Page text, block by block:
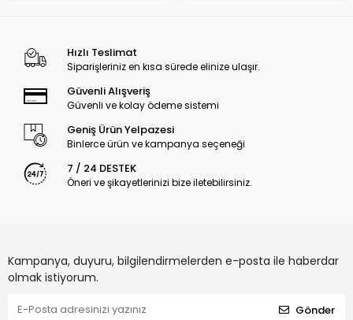
Hızlı Teslimat
Siparişleriniz en kısa sürede elinize ulaşır.
Güvenli Alışveriş
Güvenli ve kolay ödeme sistemi
Geniş Ürün Yelpazesi
Binlerce ürün ve kampanya seçeneği
7 / 24 DESTEK
Öneri ve şikayetlerinizi bize iletebilirsiniz.
Kampanya, duyuru, bilgilendirmelerden e-posta ile haberdar
olmak istiyorum.
Gönder